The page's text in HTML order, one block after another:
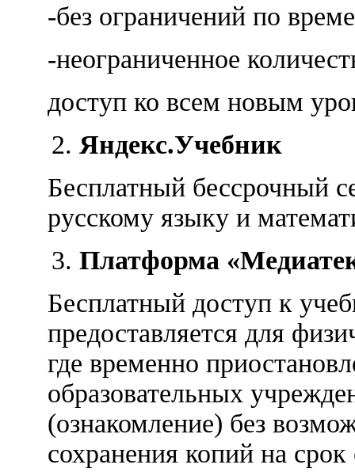
-без ограничений по
-неограниченное
доступ ко всем новым
Яндекс.Учебник
Бесплатный бессрочный
русскому языку и
Платформа
Бесплатный доступ к
предоставляется для
где временно
образовательных
(ознакомление) без
сохранения копий на